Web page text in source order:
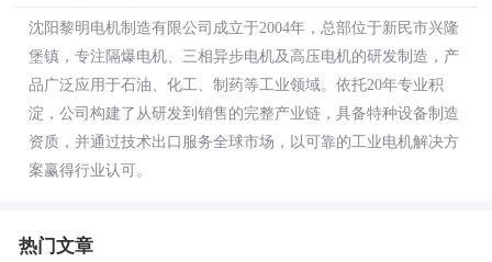
沈阳黎明电机制造有限公司成立于2004年，总部位于新民市兴隆
堡镇，专注隔爆电机、三相异步电机及高压电机的研发制造，产
品广泛应用于石油、化工、制药等工业领域。依托20年专业积
淀，公司构建了从研发到销售的完整产业链，具备特种设备制造
资质，并通过技术出口服务全球市场，以可靠的工业电机解决方
案赢得行业认可。
热门文章